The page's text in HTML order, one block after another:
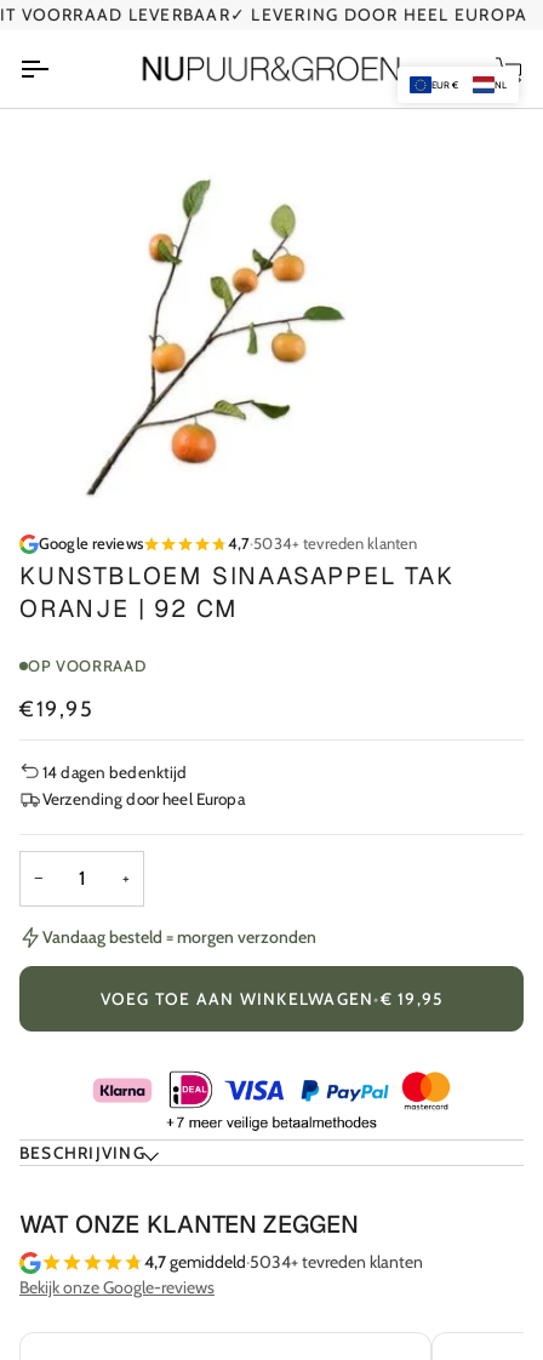
Ga
inhoud
LEVERBAAR✓ LEVERING DOOR HEEL EUROPA
Google reviews 4,7·5034+ tevreden klanten
KUNSTBLOEM SINAASAPPEL TAK
ORANJE | 92 CM
OP VOORRAAD
€19,95
14 dagen bedenktijd
Verzending door heel Europa
− +
Vandaag besteld = morgen verzonden
VOEG TOE AAN WINKELWAGEN•€ 19,95
BESCHRIJVING
WAT ONZE KLANTEN ZEGGEN
4,7gemiddeld·5034+ tevreden klanten
Bekijk onze Google-reviews
EUR € NL